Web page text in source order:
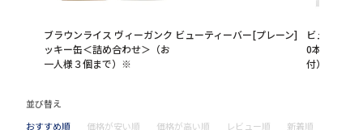
ブラウンライス ヴィーガンク
ッキー缶＜詰め合わせ＞（お
一人様３個まで）※
ビューティーバー[プレーン]
ビューティ
0本セット
付）
並び替え
おすすめ順
価格が安い順 価格が高い順 レビュー順 新着順